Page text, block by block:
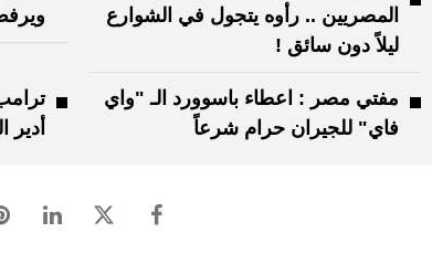
المصريين .. رأوه يتجول في الشوارع
ليلاً دون سائق !
مفتي مصر : اعطاء باسوورد الـ "واي
فاي" للجيران حرام شرعاً
أدير